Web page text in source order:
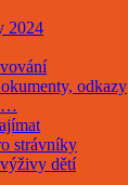
2024
odkazy
strávníky
dětí